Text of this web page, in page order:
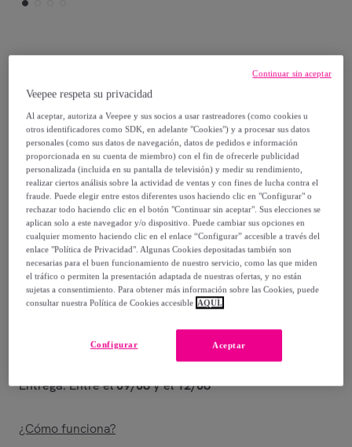
Shoes&Blues
Zapatilla Plana Calada con Cordones
24,99 €
49,98 €
-50%
Vendido porShoes and Blues
Entrega
Entrega: Entre el09/08y el12/08
¿Cómo funciona?
Veepee respeta su privacidad
Al aceptar, autoriza a Veepee y sus socios a usar rastreadores (como cookies u
otros identificadores como SDK, en adelante "Cookies") y a procesar sus datos
personales (como sus datos de navegación, datos de pedidos e información
proporcionada en su cuenta de miembro) con el fin de ofrecerle publicidad
personalizada (incluida en su pantalla de televisión) y medir su rendimiento,
realizar ciertos análisis sobre la actividad de ventas y con fines de lucha contra el
fraude. Puede elegir entre estos diferentes usos haciendo clic en "Configurar" o
rechazar todo haciendo clic en el botón "Continuar sin aceptar". Sus elecciones se
aplican solo a este navegador y/o dispositivo. Puede cambiar sus opciones en
cualquier momento haciendo clic en el enlace “Configurar” accesible a través del
enlace "Política de Privacidad". Algunas Cookies depositadas también son
necesarias para el buen funcionamiento de nuestro servicio, como las que miden
el tráfico o permiten la presentación adaptada de nuestras ofertas, y no están
sujetas a consentimiento. Para obtener más información sobre las Cookies, puede
consultar nuestra Política de Cookies accesible AQUÍ.
Aceptar
Configurar
Continuar sin aceptar